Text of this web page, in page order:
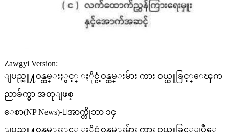
Zawgyi Version:
ျပည္သူ႔ဝန္ထမ္းႏွင့္ ႏိုင္ငံ့ဝန္ထမ္းမ်ား ကား ဝယ္ယူခြင့္ေၾက
ညာခ်က္မွာ အတုျဖစ္
ေစာ(NP News)-ေအာက္တိုဘာ ၁၄
ျပည္သူ႔ဝန္ထမ္းႏွင့္ ႏိုင္ငံ့ဝန္ထမ္းမ်ား ကား ဝယ္ယူခြင့္ျပဳေ